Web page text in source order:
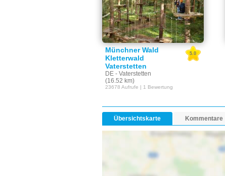
Münchner Wald
Kletterwald
Vaterstetten
DE - Vaterstetten
(16.52 km)
5.0
23678 Aufrufe | 1 Bewertung
Übersichtskarte Kommentare